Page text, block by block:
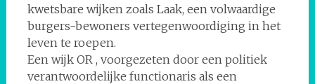
kwetsbare wijken zoals Laak, een volwaardige
burgers-bewoners vertegenwoordiging in het
leven te roepen.
Een wijk OR , voorgezeten door een politiek
verantwoordelijke functionaris als een